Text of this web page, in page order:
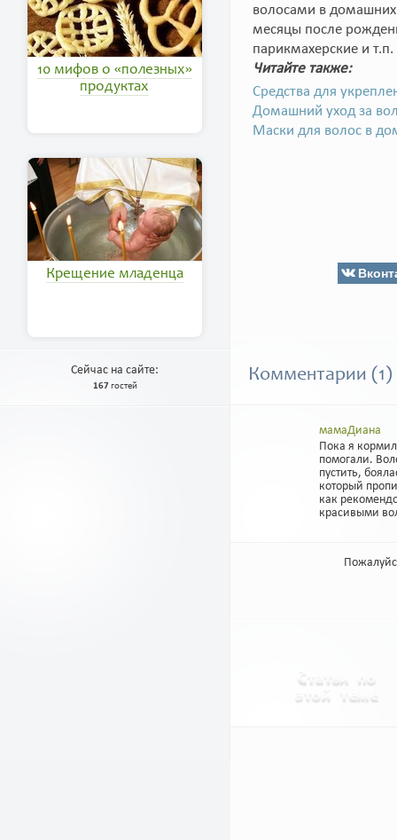
10 мифов о «полезных»
продуктах
Крещение младенца
Сейчас на сайте:
167 гостей
волосами в
месяцы после
парикмахерские и т.п.
Читайте также:
Средства для
Домашний уход за
Маски для волос в
Комментарии (1)
мамаДиана
Пока я
помогали.
пустить,
который
как
красивыми